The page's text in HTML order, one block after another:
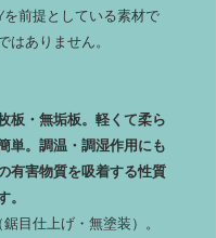
前提としている素材で
はありません。
板・無垢板。軽くて柔ら
単。調温・調湿作用にも
有害物質を吸着する性質
。
目仕上げ・無塗装）。